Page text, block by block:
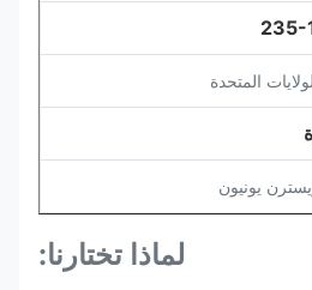
235-
لماذا تختارنا: